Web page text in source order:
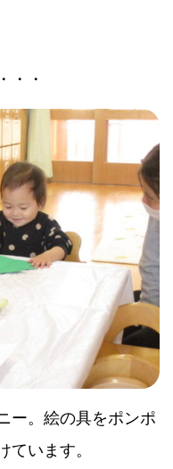
・・
ー。絵の具をポンポ
ています。